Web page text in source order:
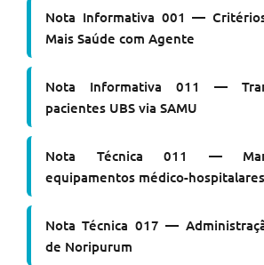
Nota Informativa 001 —
Mais Saúde com Agente
Nota Informativa 011 —
pacientes UBS via SAMU
Nota Técnica 011 —
equipamentos médico-hospitalares
Nota Técnica 017 —
de Noripurum